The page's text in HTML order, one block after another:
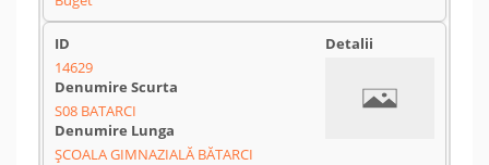
14629
S08 BATARCI
ȘCOALA GIMNAZIALĂ BĂTARCI